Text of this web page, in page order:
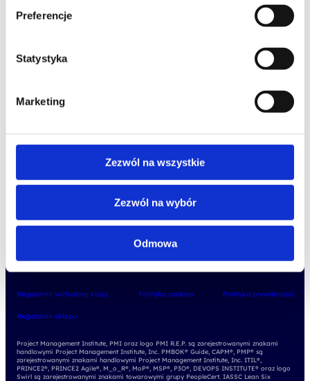
Preferencje
Statystyka
Marketing
Zezwól na wszystkie
Zezwól na wybór
Odmowa
speexx
o szkoleniach
zrównoważony rozwój
kariera
Regulamin wirtualnej klasy Polityka cookies Polityka prywatności
Regulamin sklepu
Project Management Institute, PMI oraz logo PMI R.E.P. są zarejestrowanymi znakami
handlowymi Project Management Institute, Inc. PMBOK® Guide, CAPM®, PMP® są
zarejestrowanymi znakami handlowymi Project Management Institute, Inc. ITIL®,
PRINCE2®, PRINCE2 Agile®, M_o_R®, MoP®, MSP®, P3O®, DEVOPS INSTITUTE® oraz logo
Swirl są zarejestrowanymi znakami towarowymi grupy PeopleCert. IASSC Lean Six